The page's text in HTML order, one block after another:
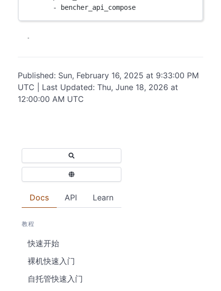
Docs API Learn
教程
快速开始
裸机快速入门
自托管快速入门
-
bencher_api_compose
Published: Sun, February 16, 2025 at 9:33:00 PM
UTC | Last Updated: Thu, June 18, 2026 at
12:00:00 AM UTC